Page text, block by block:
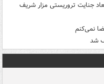
جنایت تروریستی مزار شریف
نمی‌کنم